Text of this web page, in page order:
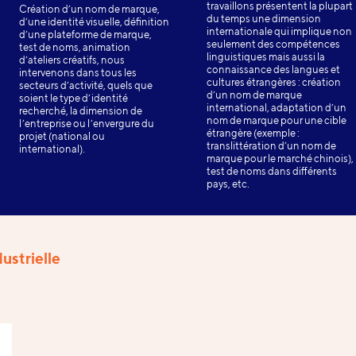
Création d’un nom de marque,
d’une identité visuelle, définition
d’une plateforme de marque,
test de noms, animation
d’ateliers créatifs, nous
intervenons dans tous les
secteurs d’activité, quels que
soient le type d’identité
recherché, la dimension de
l’entreprise ou l’envergure du
projet (national ou
international).
travaillons présentent la plupart
du temps une dimension
internationale qui implique non
seulement des compétences
linguistiques mais aussi la
connaissance des langues et
cultures étrangères : création
d’un nom de marque
international, adaptation d’un
nom de marque pour une cible
étrangère (exemple :
translittération d’un nom de
marque pour le marché chinois),
test de noms dans différents
pays, etc.